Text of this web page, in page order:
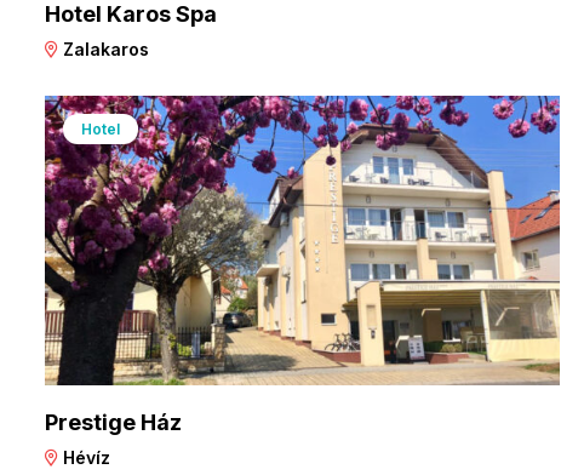
Hotel Karos Spa
Zalakaros
Hotel
Prestige Ház
Hévíz